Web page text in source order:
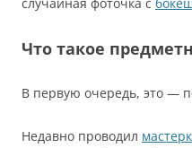
Что такое
В первую очередь, это —
Недавно проводил